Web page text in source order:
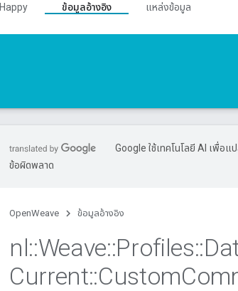
Happy ข้อมูลอ้างอิง
แหล่งข้อมูล
Google ใช้เทคโนโลยี AI เพื่อ
ข้อผิดพลาด
OpenWeave ข้อมูลอ้างอิง
nl::Weave::Profiles::
Current::Custom